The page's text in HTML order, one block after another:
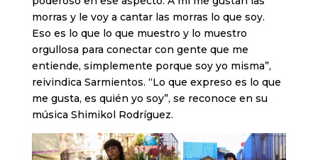
morras y le voy a cantar las morras lo que soy.
Eso es lo que lo que muestro y lo muestro
orgullosa para conectar con gente que me
entiende, simplemente porque soy yo misma”,
reivindica Sarmientos. “Lo que expreso es lo que
me gusta, es quién yo soy”, se reconoce en su
música Shimikol Rodríguez.